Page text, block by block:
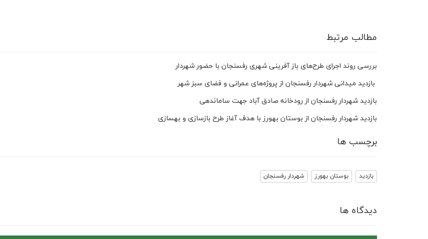
مطالب مرتبط
بررسی روند اجرای طرح‌های باز آفرینی شهری رفسنجان با حضور شهردار
بازدید میدانی شهردار رفسنجان از پروژه‌های عمرانی و فضای سبز شهر
بازدید شهردار رفسنجان از رودخانه صادق آباد جهت ساماندهی
بازدید شهردار رفسنجان از بوستان بهورز با هدف آغاز طرح بازسازی و بهسازی
برچسب ها
بازدید بوستان بهورز شهردار رفسنجان
دیدگاه ها